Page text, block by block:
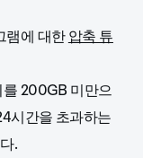
램에 대한압축 튜
200GB 미만으
시간을 초과하는
.